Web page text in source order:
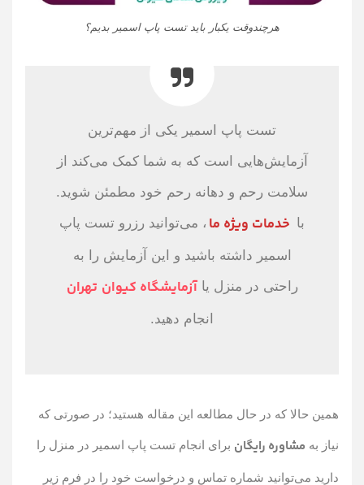
هرچندوقت یکبار باید تست پاپ اسمیر بدیم؟
تست پاپ اسمیر یکی از مهم‌ترین
آزمایش‌هایی است که به شما کمک می‌کند از
سلامت رحم و دهانه رحم خود مطمئن شوید.
با خدمات ویژه ما ، می‌توانید رزرو تست پاپ
اسمیر داشته باشید و این آزمایش را به
راحتی در منزل یاآزمایشگاه کیوان تهران
انجام دهید.
همین حالا که در حال مطالعه این مقاله هستید؛ در صورتی که
نیاز به مشاوره رایگان برای انجام تست پاپ اسمیر در منزل را
دارید می‌توانید شماره تماس و درخواست خود را در فرم زیر